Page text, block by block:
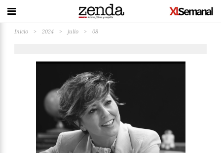
Inicio > 2024 > julio > 08